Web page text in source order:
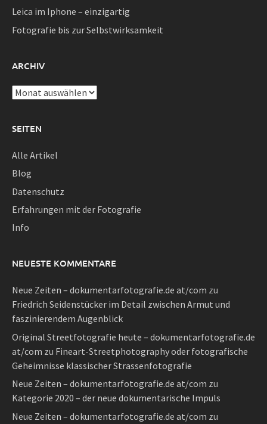
Leica im Iphone – einzigartig
Fotografie bis zur Selbstwirksamkeit
ARCHIV
Archiv
SEITEN
Alle Artikel
Blog
Datenschutz
Erfahrungen mit der Fotografie
Info
NEUESTE KOMMENTARE
Neue Zeiten – dokumentarfotografie.de at/com zu
Friedrich Seidenstücker im Detail zwischen Armut und
faszinierendem Augenblick
Original Streetfotografie heute – dokumentarfotografie.de
at/com zu Fineart-Streetphotography oder fotografische
Geheimnisse klassischer Strassenfotografie
Neue Zeiten – dokumentarfotografie.de at/com zu
Kategorie 2020 – der neue dokumentarische Impuls
Neue Zeiten – dokumentarfotografie.de at/com zu